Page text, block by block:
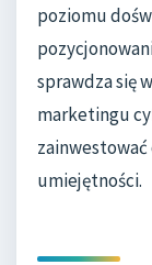
poziomu
sprawdza się
marketingu
zainwestować
umiejętności.